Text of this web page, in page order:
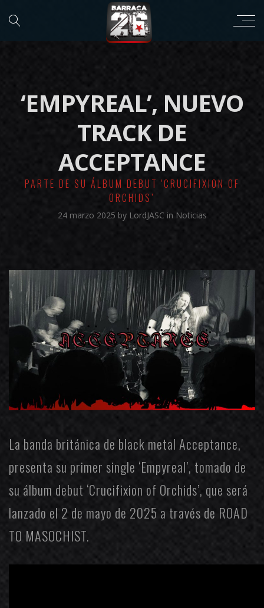
‘EMPYREAL’, NUEVO
TRACK DE
ACCEPTANCE
PARTE DE SU ÁLBUM DEBUT 'CRUCIFIXION OF
ORCHIDS’
24 marzo 2025 by LordJASC in Noticias
La banda británica de black metal Acceptance,
presenta su primer single ‘Empyreal’, tomado de
su álbum debut ‘Crucifixion of Orchids’, que será
lanzado el 2 de mayo de 2025 a través de ROAD
TO MASOCHIST.